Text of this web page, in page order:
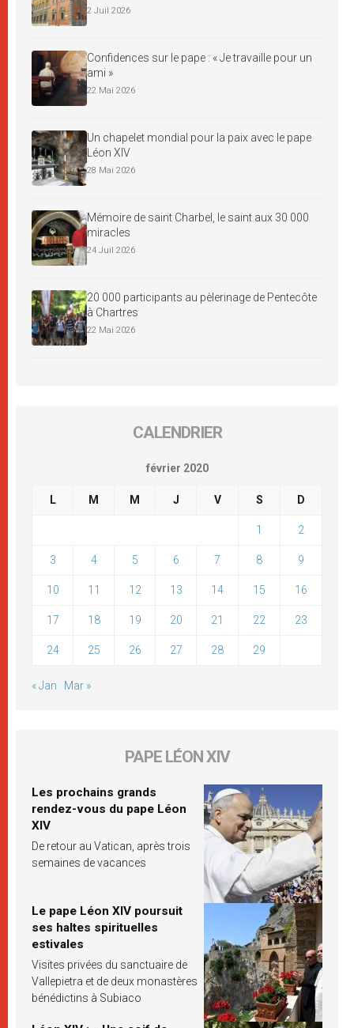
2 Juil 2026
Confidences sur le pape : « Je travaille pour un
ami »
22 Mai 2026
Un chapelet mondial pour la paix avec le pape
Léon XIV
28 Mai 2026
Mémoire de saint Charbel, le saint aux 30 000
miracles
24 Juil 2026
20 000 participants au pèlerinage de Pentecôte
à Chartres
22 Mai 2026
CALENDRIER
février 2020
L M M J V S D
1 2
3 4 5 6 7 8 9
10 11 12 13 14 15 16
17 18 19 20 21 22 23
24 25 26 27 28 29
« Jan Mar »
PAPE LÉON XIV
Les prochains grands
rendez-vous du pape Léon
XIV
De retour au Vatican, après trois
semaines de vacances
Le pape Léon XIV poursuit
ses haltes spirituelles
estivales
Visites privées du sanctuaire de
Vallepietra et de deux monastères
bénédictins à Subiaco